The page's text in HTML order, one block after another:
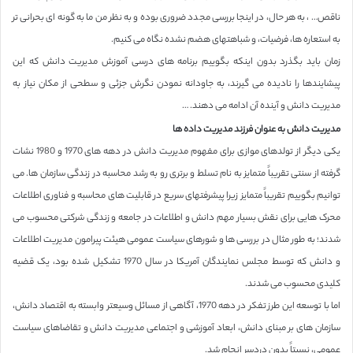
ناقص… ، به هر حال، در اینجا بررسی مجدد ضروری بوده و به نظر من ما به گونه ای بحرانی تر
به استعاره ها، فرضیات، و شباهتهای هضم نشده نگاه می کنیم.
زمان باید بگذرد بدون اینکه بگوییم برنامه های درسی آموزش مدیریت دانش که این
پیشایندها را نادیده می گیرند، به جاودانه نمودن نگرش جزئی و سطحی از مکان نیاز به
مدیریت دانش و آینده آن ادامه می دهند. …
مدیریت دانش به عنوان فرزند مدیریت داده ها
یکی دیگر از تولدهای موازی برای مفهوم مدیریت دانش در دهه های 1970 و 1980 نشات
گرفته از سنتی تقریباً متمایز به نام تسلط و برتری رو به رشد محاسبه در زندگی سازمان ها. می
توانیم بگوییم تقریباً متمایز زیرا پیشرفتهای سریع در قابلیت های محاسبه و فناوری اطلاعات
محرک هایی برای نقش بسیار مهم دانش و اطلاعات در جامعه و زندگی شرکتی محسوب می
شدند؛ به طور مثال در بررسی ها و شورهای سیاست عمومی هیئت پیرامون مدیریت اطلاعات
و دانش که توسط مجلس نمایندگان آمریکا در سال 1970 تشکیل شده بود، یک قضیه
کلیدی محسوب می شدند.
اما با توسعه این طرز تفکر در دهه 1970، آگاهی از مسائل وسیعتر وابسته به اقتصاد دانش،
سازمان های بر مبنای دانش، ابعاد آموزشی و اجتماعی مدیریت دانش و تقاضاهای سیاست